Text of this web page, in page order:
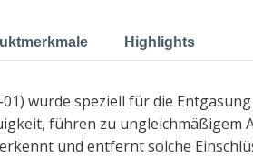
Highlights
wurde speziell für die
führen zu ungleichmäßigem
und entfernt solche